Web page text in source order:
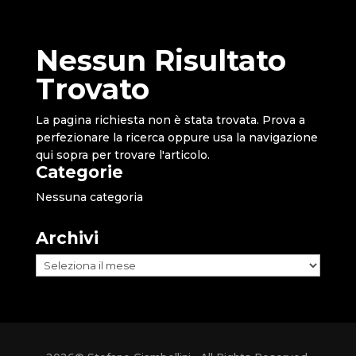
Nessun Risultato
Trovato
La pagina richiesta non è stata trovata. Prova a
perfezionare la ricerca oppure usa la navigazione
qui sopra per trovare l'articolo.
Categorie
Nessuna categoria
Archivi
Archivi